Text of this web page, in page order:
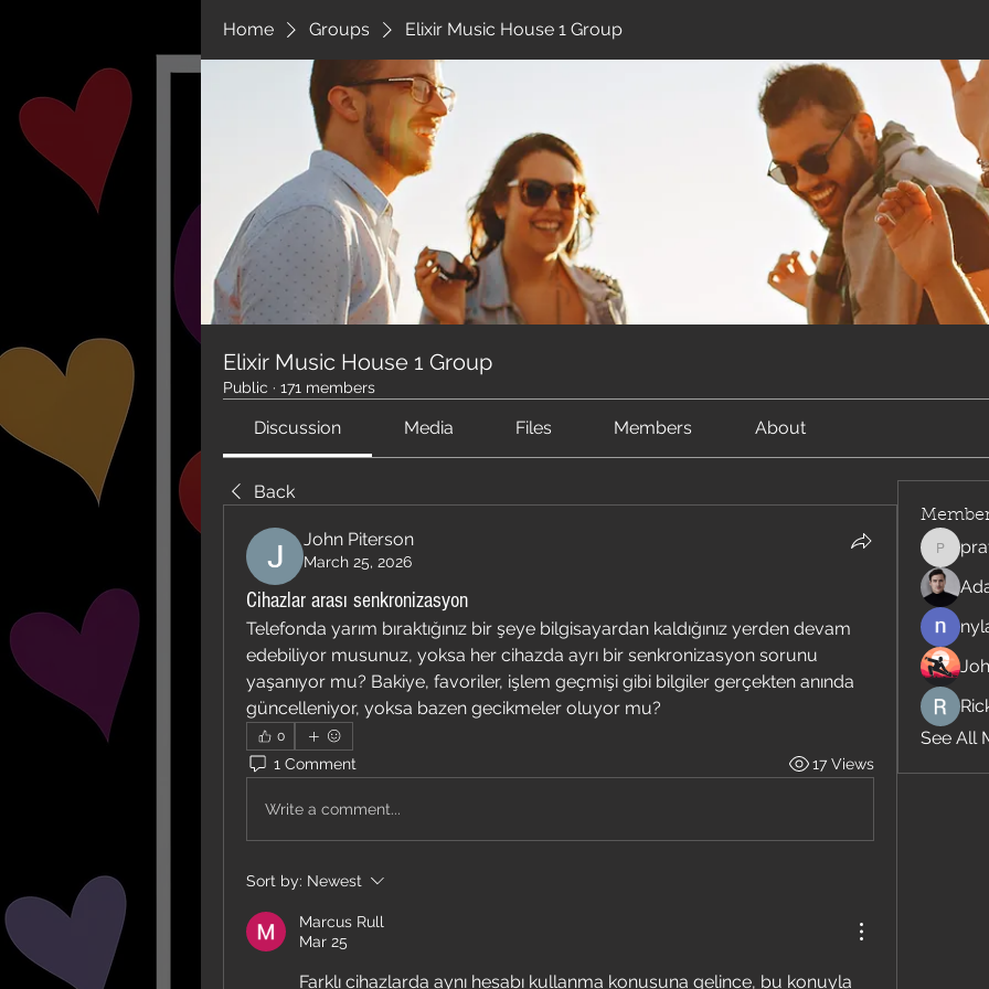
Home Groups Elixir Music House 1 Group
Elixir Music House 1 Group
Public · 171 members
Discussion Media Files Members About
Back
John Piterson
March 25, 2026
Cihazlar arası senkronizasyon
Telefonda yarım bıraktığınız bir şeye bilgisayardan kaldığınız yerden devam
edebiliyor musunuz, yoksa her cihazda ayrı bir senkronizasyon sorunu
yaşanıyor mu? Bakiye, favoriler, işlem geçmişi gibi bilgiler gerçekten anında
güncelleniyor, yoksa bazen gecikmeler oluyor mu?
0
1 Comment 17 Views
Write a comment...
Sort by: Newest
Marcus Rull
Mar 25
Farklı cihazlarda aynı hesabı kullanma konusuna gelince, bu konuyla
See All